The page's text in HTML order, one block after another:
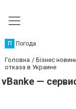
П Погода
Головна Бізнес
отказа в Украине
vBanke —